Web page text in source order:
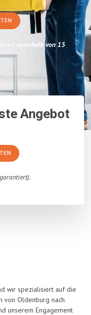
innerhalb von 15
Angebot
wir spezialisiert auf die
von Oldenburg nach
unserem Engagement